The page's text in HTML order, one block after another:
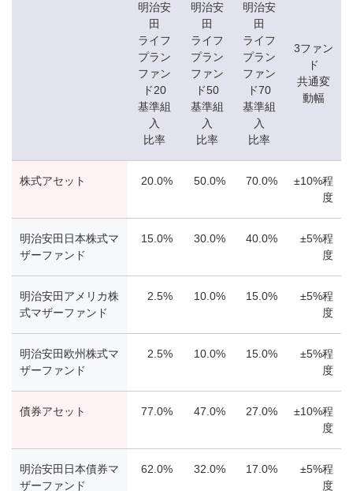
明治安
田
ライフ
プラン
ファン
ド20
基準組
入
比率
明治安
田
ライフ
プラン
ファン
ド50
基準組
入
比率
明治安
田
ライフ
プラン
ファン
ド70
基準組
入
比率
3ファン
ド
共通変
動幅
株式アセット 20.0% 50.0% 70.0%
±10%程
度
明治安田日本株式マ
ザーファンド
15.0% 30.0% 40.0%
±5%程
度
明治安田アメリカ株
式マザーファンド
2.5% 10.0% 15.0%
±5%程
度
明治安田欧州株式マ
ザーファンド
2.5% 10.0% 15.0%
±5%程
度
債券アセット 77.0% 47.0% 27.0%
±10%程
度
明治安田日本債券マ
ザーファンド
62.0% 32.0% 17.0%
±5%程
度